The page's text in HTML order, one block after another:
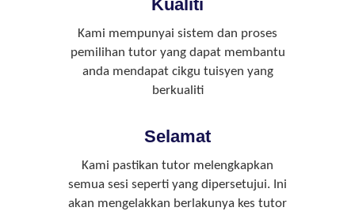
Kualiti
Kami mempunyai sistem dan proses
pemilihan tutor yang dapat membantu
anda mendapat cikgu tuisyen yang
berkualiti
Selamat
Kami pastikan tutor melengkapkan
semua sesi seperti yang dipersetujui. Ini
akan mengelakkan berlakunya kes tutor